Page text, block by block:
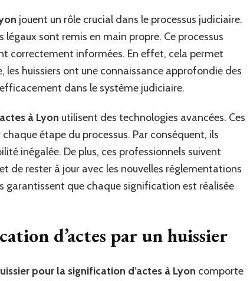
jouent un rôle crucial dans le processus judiciaire.
sont remis en main propre. Ce processus
correctement informées. En effet, cela permet
les huissiers ont une connaissance approfondie des
dans le système judiciaire.
à Lyon utilisent des technologies avancées. Ces
étape du processus. Par conséquent, ils
inégalée. De plus, ces professionnels suivent
de rester à jour avec les nouvelles réglementations
garantissent que chaque signification est réalisée
d’actes par un huissier
pour la signification d’actes à Lyon comporte